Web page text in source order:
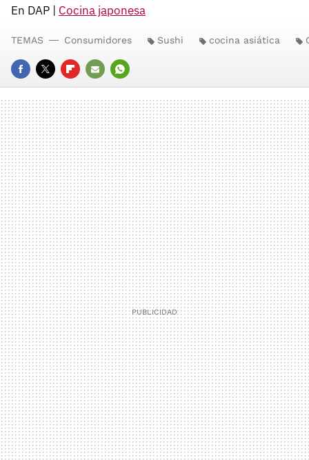
En DAP | Cocina japonesa
FACEBOOK
TWITTERFLIPBOARD
E-
MAIL
WHATSAPP
TEMAS Consumidores Sushi cocina asiática